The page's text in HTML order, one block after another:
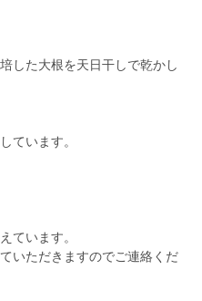
した大根を天日干しで乾かし
ています。
ています。
いただきますのでご連絡くだ